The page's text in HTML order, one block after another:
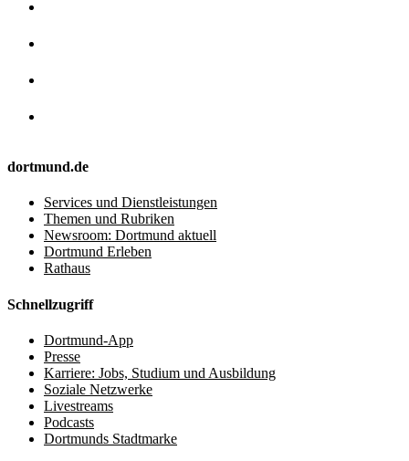
dortmund.de
Services und Dienstleistungen
Themen und Rubriken
Newsroom: Dortmund aktuell
Dortmund Erleben
Rathaus
Schnellzugriff
Dortmund-App
Presse
Karriere: Jobs, Studium und Ausbildung
Soziale Netzwerke
Livestreams
Podcasts
Dortmunds Stadtmarke